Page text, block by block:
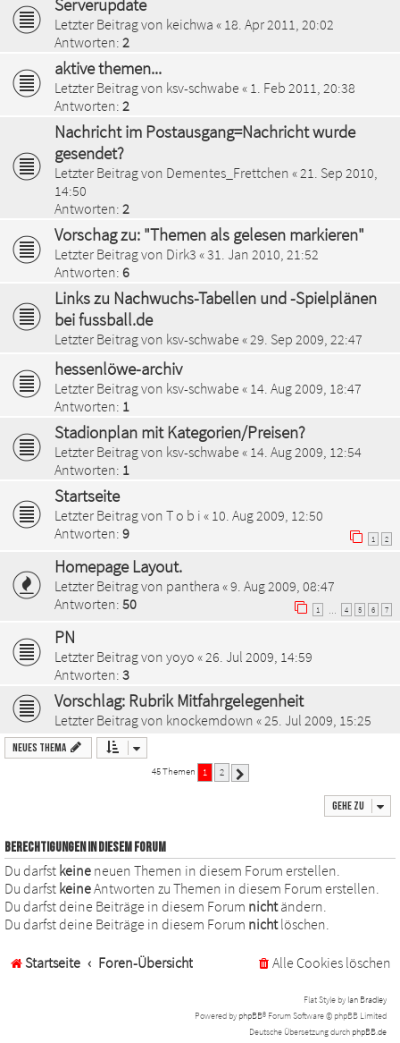
Serverupdate
Letzter Beitrag von keichwa « 18. Apr 2011, 20:02
Antworten: 2
aktive themen...
Letzter Beitrag von ksv-schwabe « 1. Feb 2011, 20:38
Antworten: 2
Nachricht im Postausgang=Nachricht wurde
gesendet?
Letzter Beitrag von Dementes_Frettchen « 21. Sep 2010,
14:50
Antworten: 2
Vorschag zu: "Themen als gelesen markieren"
Letzter Beitrag von Dirk3 «31. Jan 2010, 21:52
Antworten: 6
Links zu Nachwuchs-Tabellen und -Spielplänen
bei fussball.de
Letzter Beitrag von ksv-schwabe « 29. Sep 2009, 22:47
hessenlöwe-archiv
Letzter Beitrag von ksv-schwabe « 14. Aug 2009, 18:47
Antworten: 1
Stadionplan mit Kategorien/Preisen?
Letzter Beitrag von ksv-schwabe « 14. Aug 2009, 12:54
Antworten: 1
Startseite
Letzter Beitrag von T o b i « 10. Aug 2009, 12:50
Antworten: 9 1 2
Homepage Layout.
Letzter Beitrag von panthera «9. Aug 2009, 08:47
Antworten: 50 1 4 5 6 7
PN
Letzter Beitrag von yoyo «26. Jul 2009, 14:59
Antworten: 3
Vorschlag: Rubrik Mitfahrgelegenheit
Letzter Beitrag von knockemdown «25. Jul 2009, 15:25
Neues Thema
45 Themen 1 2
Gehe zu
BERECHTIGUNGEN IN DIESEM FORUM
Du darfst keine neuen Themen in diesem Forum erstellen.
Du darfst keineAntworten zu Themen in diesem Forum erstellen.
Du darfst deine Beiträge in diesem Forum nichtändern.
Du darfst deine Beiträge in diesem Forum nichtlöschen.
Startseite Foren-Übersicht Alle Cookies löschen
Flat Style by Ian Bradley
Powered by phpBB® Forum Software © phpBB Limited
Deutsche Übersetzung durch phpBB.de